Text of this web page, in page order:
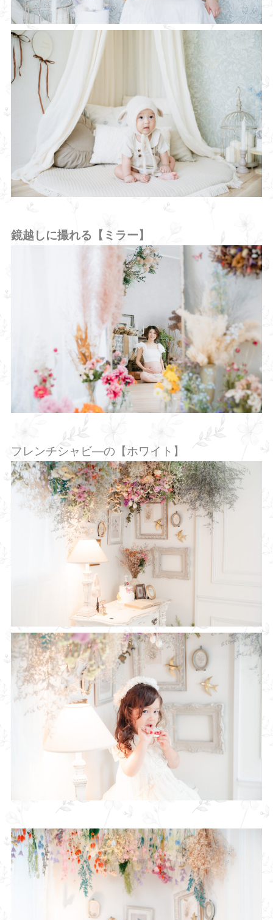
鏡越しに撮れる【ミラー】
フレンチシャビ―の【ホワイト】